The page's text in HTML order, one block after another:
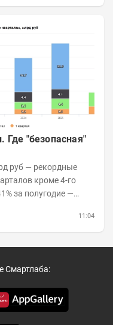
Где "безопасная"
кроме 4-го
за полугодие —
11:04
Смартлаба: